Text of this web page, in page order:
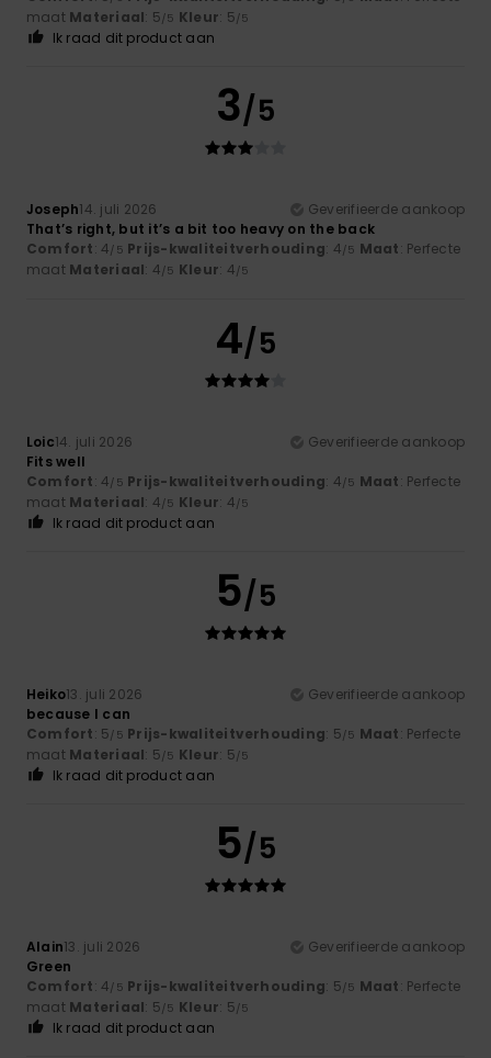
maat Materiaal: 5/5 Kleur: 5/5
Ik raad dit product aan
3/5
Joseph14. juli 2026
Geverifieerde aankoop
That’s right, but it’s a bit too heavy on the back
Comfort: 4/5 Prijs-kwaliteitverhouding: 4/5 Maat: Perfecte
maat Materiaal: 4/5 Kleur: 4/5
4/5
Loic14. juli 2026
Geverifieerde aankoop
Fits well
Comfort: 4/5 Prijs-kwaliteitverhouding: 4/5 Maat: Perfecte
maat Materiaal: 4/5 Kleur: 4/5
Ik raad dit product aan
5/5
Heiko13. juli 2026
Geverifieerde aankoop
because I can
Comfort: 5/5 Prijs-kwaliteitverhouding: 5/5 Maat: Perfecte
maat Materiaal: 5/5 Kleur: 5/5
Ik raad dit product aan
5/5
Alain13. juli 2026
Geverifieerde aankoop
Green
Comfort: 4/5 Prijs-kwaliteitverhouding: 5/5 Maat: Perfecte
maat Materiaal: 5/5 Kleur: 5/5
Ik raad dit product aan